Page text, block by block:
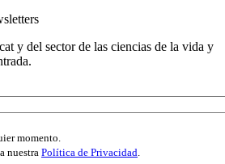
y del sector de las ciencias de la vida y
momento.
nuestra Política de Privacidad.